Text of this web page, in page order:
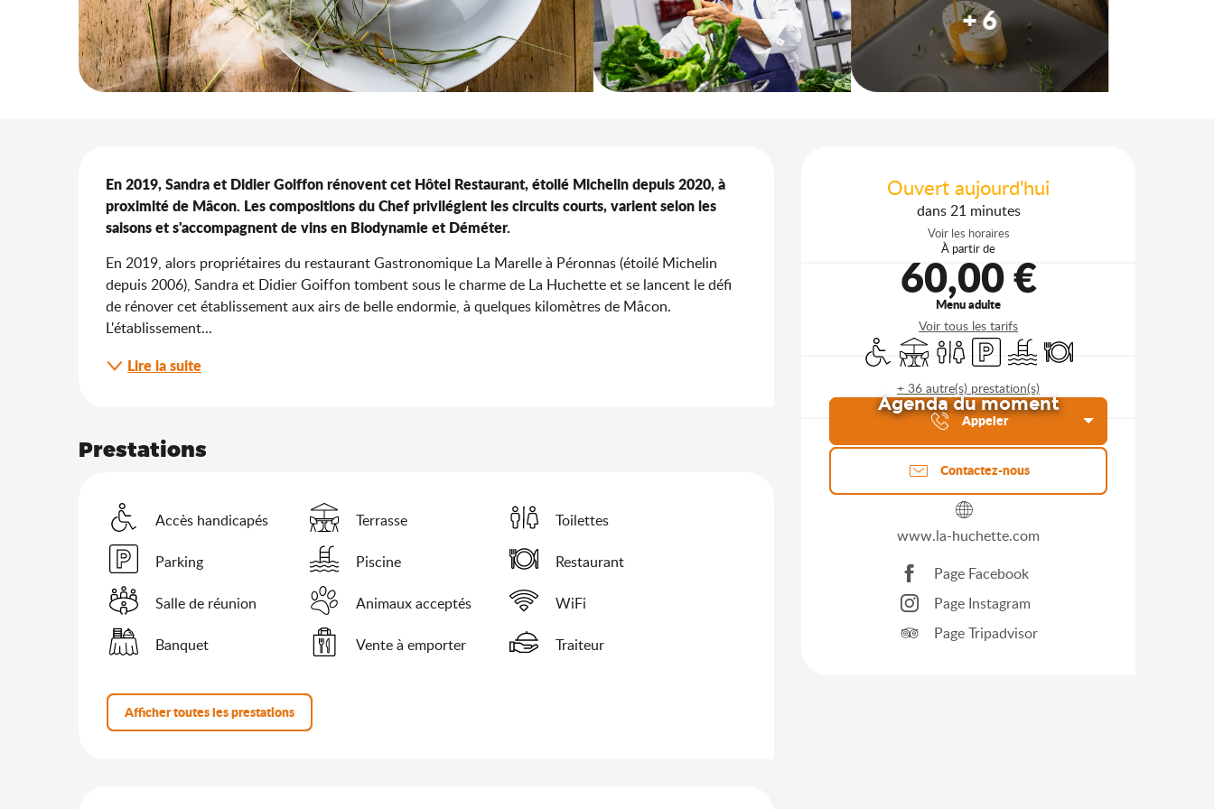
+ 6
Ouvert aujourd'hui
dans 21 minutes
Voir les horaires
À partir de
60,00 €
Menu adulte
Voir tous les tarifs
Accès handicapés
TerrasseToilettesParking PiscineRestaurant
+ 36 autre(s) prestation(s)
Agenda du moment
Appeler
Contactez-nous
www.la-huchette.com
Page Facebook
Page Instagram
Page Tripadvisor
En 2019, Sandra et Didier Goiffon rénovent cet Hôtel Restaurant, étoilé Michelin depuis 2020, à
proximité de Mâcon. Les compositions du Chef privilégient les circuits courts, varient selon les
saisons et s'accompagnent de vins en Biodynamie et Déméter.
En 2019, alors propriétaires du restaurant Gastronomique La Marelle à Péronnas (étoilé Michelin
depuis 2006), Sandra et Didier Goiffon tombent sous le charme de La Huchette et se lancent le défi
de rénover cet établissement aux airs de belle endormie, à quelques kilomètres de Mâcon.
L'établissement...
Lire la suite
Prestations
Accès handicapés Terrasse Toilettes
Parking Piscine Restaurant
Salle de réunion Animaux acceptés WiFi
Banquet Vente à emporter Traiteur
Afficher toutes les prestations